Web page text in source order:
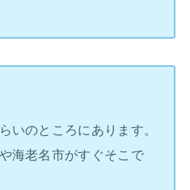
いのところにあります。
海老名市がすぐそこで